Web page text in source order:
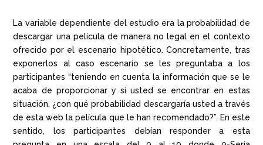
La variable dependiente del estudio era la probabilidad de
descargar una película de manera no legal en el contexto
ofrecido por el escenario hipotético. Concretamente, tras
exponerlos al caso escenario se les preguntaba a los
participantes “teniendo en cuenta la información que se le
acaba de proporcionar y si usted se encontrar en estas
situación, ¿con qué probabilidad descargaría usted a través
de esta web la película que le han recomendado?”. En este
sentido, los participantes debían responder a esta